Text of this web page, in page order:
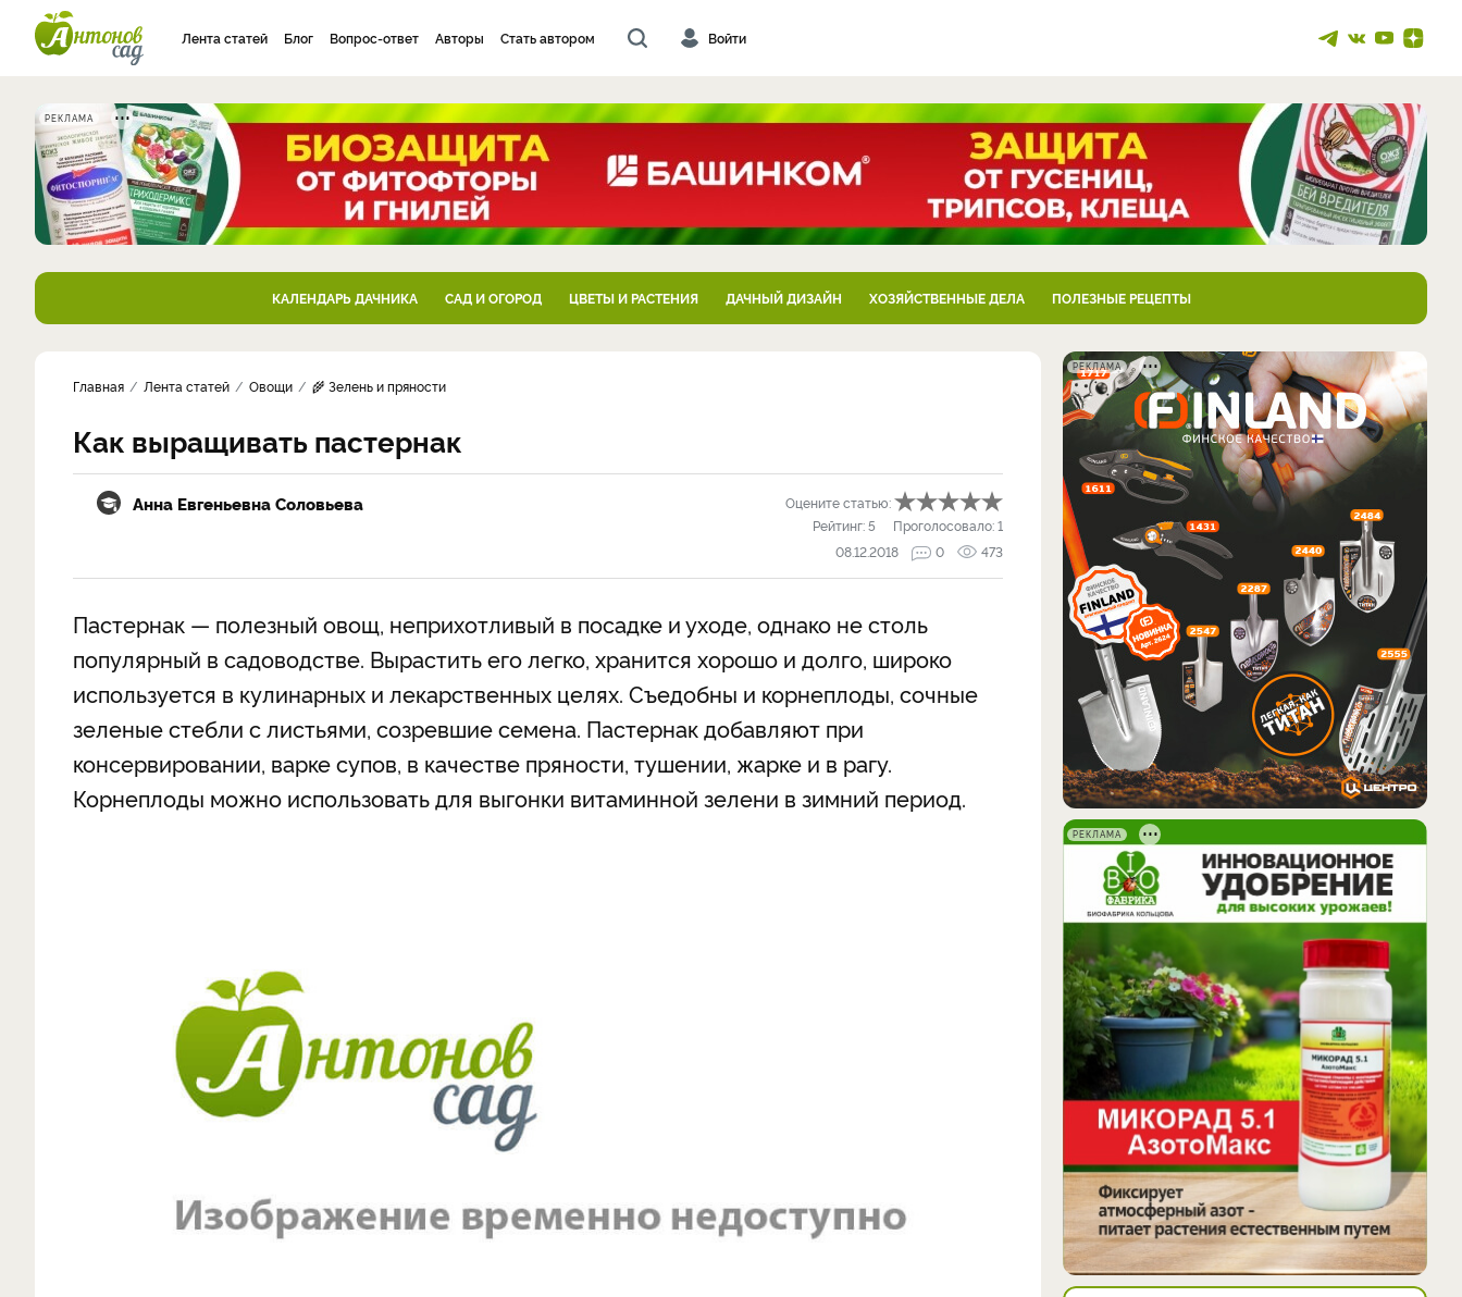
Лента статей Блог Вопрос-ответ Авторы Стать автором Войти
РЕКЛАМА
КАЛЕНДАРЬ ДАЧНИКА САД И ОГОРОД ЦВЕТЫ И РАСТЕНИЯ ДАЧНЫЙ ДИЗАЙН ХОЗЯЙСТВЕННЫЕ ДЕЛА ПОЛЕЗНЫЕ РЕЦЕПТЫ
Главная Лента статей Овощи 🌾 Зелень и пряности
Как выращивать пастернак
Анна Евгеньевна Соловьева
Оцените статью:
Рейтинг:5 Проголосовало:1
08.12.2018
0 473
Пастернак — полезный овощ, неприхотливый в посадке и уходе, однако не столь
популярный в садоводстве. Вырастить его легко, хранится хорошо и долго, широко
используется в кулинарных и лекарственных целях. Съедобны и корнеплоды, сочные
зеленые стебли с листьями, созревшие семена. Пастернак добавляют при
консервировании, варке супов, в качестве пряности, тушении, жарке и в рагу.
Корнеплоды можно использовать для выгонки витаминной зелени в зимний период.
РЕКЛАМА
РЕКЛАМА